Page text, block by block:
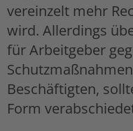
vereinzelt mehr
wird. Allerdings
für Arbeitgeber
Beschäftigten,
Form